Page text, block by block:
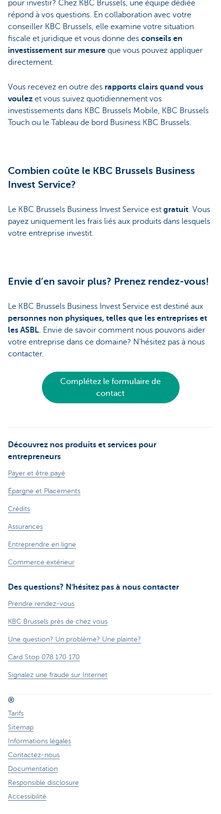
pour investir? Chez KBC Brussels, une équipe dédiée
répond à vos questions. En collaboration avec votre
conseiller KBC Brussels, elle examine votre situation
fiscale et juridique et vous donne des conseils en
investissement sur mesure que vous pouvez appliquer
directement.
Vous recevez en outre des rapports clairs quand vous
voulez et vous suivez quotidiennement vos
investissements dans KBC Brussels Mobile, KBC Brussels
Touch ou le Tableau de bord Business KBC Brussels.
Combien coûte le KBC Brussels Business
Invest Service?
Le KBC Brussels Business Invest Service est gratuit. Vous
payez uniquement les frais liés aux produits dans lesquels
votre entreprise investit.
Envie d’en savoir plus? Prenez rendez-vous!
Le KBC Brussels Business Invest Service est destiné aux
personnes non physiques, telles que les entreprises et
les ASBL. Envie de savoir comment nous pouvons aider
votre entreprise dans ce domaine? N'hésitez pas à nous
contacter.
Complétez le formulaire de
contact
Découvrez nos produits et services pour
entrepreneurs
Payer et être payé
Épargne et Placements
Crédits
Assurances
Entreprendre en ligne
Commerce extérieur
Des questions? N'hésitez pas à nous contacter
Prendre rendez-vous
KBC Brussels près de chez vous
Une question? Un problème? Une plainte?
Card Stop 078 170 170
Signalez une fraude sur Internet
®
Tarifs
Sitemap
Informations légales
Contactez-nous
Documentation
Responsible disclosure
Accessibilité